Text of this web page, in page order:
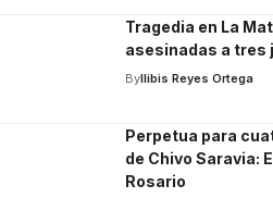
Tragedia en La
asesinadas a tres
ByIlibis Reyes Ortega
Perpetua para
de Chivo Saravia:
Rosario